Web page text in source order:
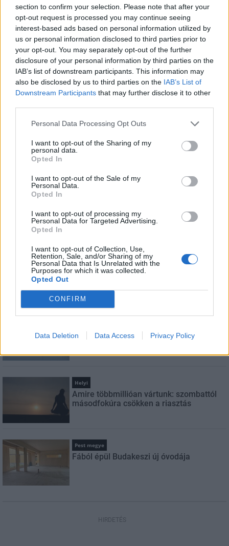
section to confirm your selection. Please note that after your
opt-out request is processed you may continue seeing
interest-based ads based on personal information utilized by
us or personal information disclosed to third parties prior to
your opt-out. You may separately opt-out of the further
disclosure of your personal information by third parties on the
IAB’s list of downstream participants. This information may
also be disclosed by us to third parties on the IAB’s List of
Downstream Participants that may further disclose it to other
Personal Data Processing Opt Outs
I want to opt-out of the Sharing of my
personal data.
Opted In
I want to opt-out of the Sale of my
Personal Data.
Opted In
I want to opt-out of processing my
Personal Data for Targeted Advertising.
Opted In
I want to opt-out of Collection, Use,
Retention, Sale, and/or Sharing of my
Personal Data that Is Unrelated with the
Purposes for which it was collected.
Opted Out
CONFIRM
Data Deletion Data Access Privacy Policy
közönségtalálkozó, a koncertek és a szórakoztató programok
mellett az év influencereit, feltörekvő sztárjait díjazták. Idén a
TikTok shitpostereiről sem feledkeztek meg, az RTL Klub X-
Faktor című produkciója pedig a legbefolyásosabb zenei
influencer különdíját adta át.
1
HÍRLEVÉL
E-mail cím
Feliratkozom a hírlevélre és elfogadom az
adatvédelmi
szabályzatot!
FELIRATKOZÁS
LEGFRISSEBB
Megérkezett az eső a Duna vízgyűjtőjére
Helyi
Amire többmillióan vártunk: szombattól
másodfokúra csökken a riasztás
Pest megye
Fából épül Budakeszi új óvodája
HIRDETÉS